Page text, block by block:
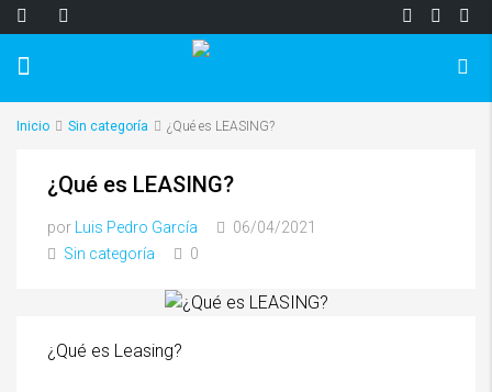
Inicio Sin categoría ¿Qué es LEASING?
¿Qué es LEASING?
por Luis Pedro García
06/04/2021
Sin categoría
0
¿Qué es Leasing?